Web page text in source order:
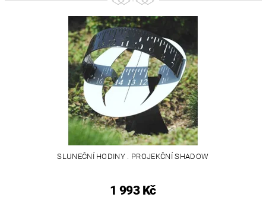
SLUNEČNÍ HODINY . PROJEKČNÍ SHADOW
1 993 Kč